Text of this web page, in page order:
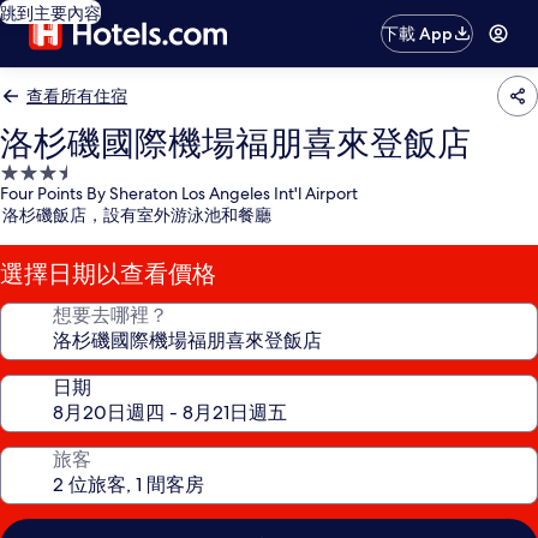
跳到主要內容
下載 App
查看所有住宿
洛杉磯國際機場福朋喜來登飯店
3.5
星
級
住
宿
Four Points By Sheraton Los Angeles Int'l Airport
洛杉磯飯店，設有室外游泳池和餐廳
選擇日期以查看價格
想要去哪裡？
日期
旅客